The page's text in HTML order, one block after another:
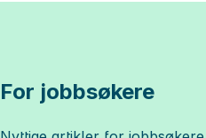
For jobbsøkere